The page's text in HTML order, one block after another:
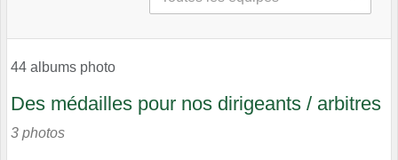
44 albums photo
Des médailles pour nos dirigeants / arbitres
3 photos